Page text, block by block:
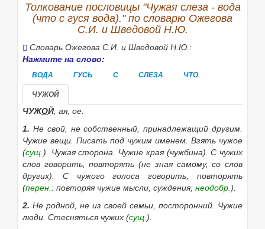
Толкование пословицы "Чужая слеза - вода
(что с гуся вода)." по словарю Ожегова
С.И. и Шведовой Н.Ю.
Словарь Ожегова С.И. и Шведовой Н.Ю.:
Нажмите на слово:
ВОДА ГУСЬ С СЛЕЗА ЧТО
ЧУЖОЙ
ЧУЖОЙ, ая, ое.
1. Не свой, не собственный, принадлежащий другим.
Чужие вещи. Писать под чужим именем. Взять чужое
(сущ.). Чужая сторона. Чужие края(чужбина).С чужих
слов говорить, повторять (не зная самому, со слов
других). С чужого голоса говорить, повторять
(перен.: повторяя чужие мысли, суждения; неодобр.).
2. Не родной, не из своей семьи, посторонний. Чужие
люди. Стесняться чужих (сущ.).